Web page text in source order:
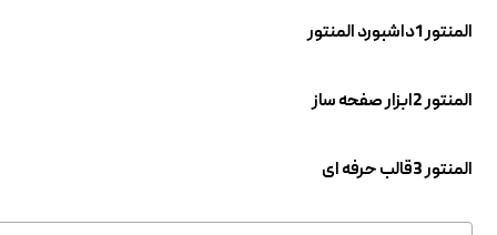
المنتور 1داشبورد المنتور
المنتور 2ابزار صفحه ساز
المنتور 3قالب حرفه ای